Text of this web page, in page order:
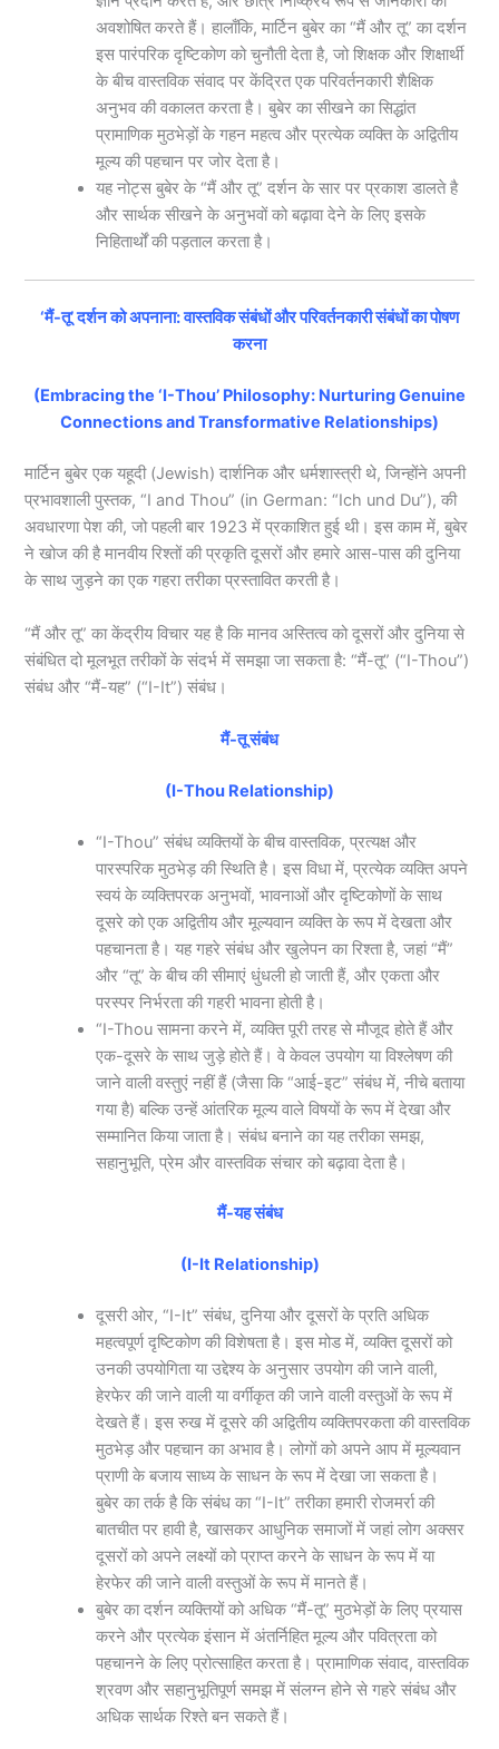
अवशोषित करते हैं। हालाँकि, मार्टिन बुबेर का “मैं और तू” का दर्शन
इस पारंपरिक दृष्टिकोण को चुनौती देता है, जो शिक्षक और शिक्षार्थी
के बीच वास्तविक संवाद पर केंद्रित एक परिवर्तनकारी शैक्षिक
अनुभव की वकालत करता है। बुबेर का सीखने का सिद्धांत
प्रामाणिक मुठभेड़ों के गहन महत्व और प्रत्येक व्यक्ति के अद्वितीय
मूल्य की पहचान पर जोर देता है।
यह नोट्स बुबेर के “मैं और तू” दर्शन के सार पर प्रकाश डालते है
और सार्थक सीखने के अनुभवों को बढ़ावा देने के लिए इसके
निहितार्थों की पड़ताल करता है।
‘मैं-तू’ दर्शन को अपनाना: वास्तविक संबंधों और परिवर्तनकारी संबंधों का पोषण
करना
(Embracing the ‘I-Thou’ Philosophy: Nurturing Genuine
Connections and Transformative Relationships)
मार्टिन बुबेर एक यहूदी (Jewish) दार्शनिक और धर्मशास्त्री थे, जिन्होंने अपनी
प्रभावशाली पुस्तक, “I and Thou” (in German: “Ich und Du”), की
अवधारणा पेश की, जो पहली बार 1923 में प्रकाशित हुई थी। इस काम में, बुबेर
ने खोज की है मानवीय रिश्तों की प्रकृति दूसरों और हमारे आस-पास की दुनिया
के साथ जुड़ने का एक गहरा तरीका प्रस्तावित करती है।
“मैं और तू” का केंद्रीय विचार यह है कि मानव अस्तित्व को दूसरों और दुनिया से
संबंधित दो मूलभूत तरीकों के संदर्भ में समझा जा सकता है: “मैं-तू” (“I-Thou”)
संबंध और “मैं-यह” (“I-It”) संबंध।
मैं-तू संबंध
(I-Thou Relationship)
“I-Thou” संबंध व्यक्तियों के बीच वास्तविक, प्रत्यक्ष और
पारस्परिक मुठभेड़ की स्थिति है। इस विधा में, प्रत्येक व्यक्ति अपने
स्वयं के व्यक्तिपरक अनुभवों, भावनाओं और दृष्टिकोणों के साथ
दूसरे को एक अद्वितीय और मूल्यवान व्यक्ति के रूप में देखता और
पहचानता है। यह गहरे संबंध और खुलेपन का रिश्ता है, जहां “मैं”
और “तू” के बीच की सीमाएं धुंधली हो जाती हैं, और एकता और
परस्पर निर्भरता की गहरी भावना होती है।
“I-Thou सामना करने में, व्यक्ति पूरी तरह से मौजूद होते हैं और
एक-दूसरे के साथ जुड़े होते हैं। वे केवल उपयोग या विश्लेषण की
जाने वाली वस्तुएं नहीं हैं (जैसा कि “आई-इट” संबंध में, नीचे बताया
गया है) बल्कि उन्हें आंतरिक मूल्य वाले विषयों के रूप में देखा और
सम्मानित किया जाता है। संबंध बनाने का यह तरीका समझ,
सहानुभूति, प्रेम और वास्तविक संचार को बढ़ावा देता है।
मैं-यह संबंध
(I-It Relationship)
दूसरी ओर, “I-It” संबंध, दुनिया और दूसरों के प्रति अधिक
महत्वपूर्ण दृष्टिकोण की विशेषता है। इस मोड में, व्यक्ति दूसरों को
उनकी उपयोगिता या उद्देश्य के अनुसार उपयोग की जाने वाली,
हेरफेर की जाने वाली या वर्गीकृत की जाने वाली वस्तुओं के रूप में
देखते हैं। इस रुख में दूसरे की अद्वितीय व्यक्तिपरकता की वास्तविक
मुठभेड़ और पहचान का अभाव है। लोगों को अपने आप में मूल्यवान
प्राणी के बजाय साध्य के साधन के रूप में देखा जा सकता है।
बुबेर का तर्क है कि संबंध का “I-It” तरीका हमारी रोजमर्रा की
बातचीत पर हावी है, खासकर आधुनिक समाजों में जहां लोग अक्सर
दूसरों को अपने लक्ष्यों को प्राप्त करने के साधन के रूप में या
हेरफेर की जाने वाली वस्तुओं के रूप में मानते हैं।
बुबेर का दर्शन व्यक्तियों को अधिक “मैं-तू” मुठभेड़ों के लिए प्रयास
करने और प्रत्येक इंसान में अंतर्निहित मूल्य और पवित्रता को
पहचानने के लिए प्रोत्साहित करता है। प्रामाणिक संवाद, वास्तविक
श्रवण और सहानुभूतिपूर्ण समझ में संलग्न होने से गहरे संबंध और
अधिक सार्थक रिश्ते बन सकते हैं।